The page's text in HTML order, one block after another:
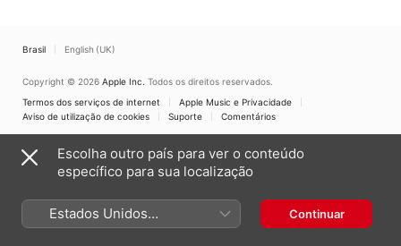
Brasil English (UK)
Copyright © 2026 Apple Inc. Todos os direitos reservados.
Termos dos serviços de internet
Apple Music e Privacidade
Aviso de utilização de cookies
Suporte Comentários
Escolha outro país para ver o conteúdo
específico para sua localização
Estados Unidos
(Português Brasil)
Continuar